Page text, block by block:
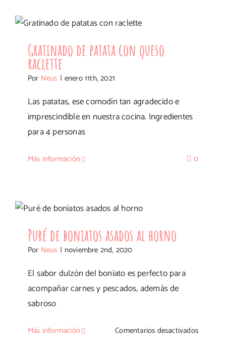
Gratinado de patata con queso raclette
Gratinado de patata con queso
raclette
Por Neus | enero 11th, 2021
Las patatas, ese comodín tan agradecido e
imprescindible en nuestra cocina. Ingredientes
para 4 personas
Más información 0
Puré de boniatos asados al horno
Puré de boniatos asados al horno
Por Neus | noviembre 2nd, 2020
El sabor dulzón del boniato es perfecto para
acompañar carnes y pescados, además de
sabroso
Más información Comentarios desactivadosen